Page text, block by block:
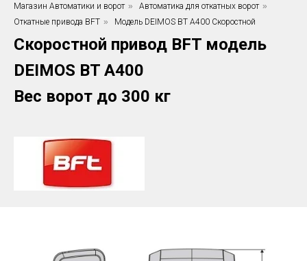
Магазин Автоматики и ворот » Автоматика для откатных ворот »
Откатные привода BFT » Модель DEIMOS BT A400 Скоростной
Скоростной привод BFT модель
DEIMOS BT A400
Вес ворот до 300 кг